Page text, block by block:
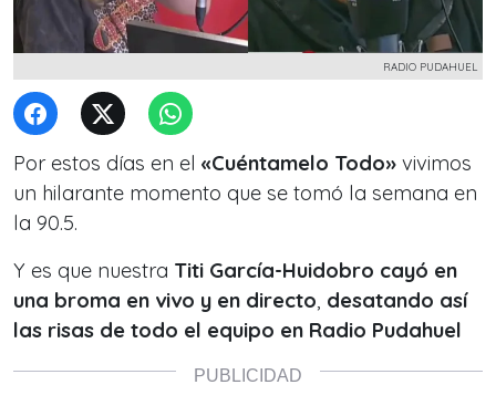
RADIO PUDAHUEL
Por estos días en el «Cuéntamelo Todo» vivimos
un hilarante momento que se tomó la semana en
la 90.5.
Y es que nuestra Titi García-Huidobro cayó en
una broma en vivo y en directo, desatando así
las risas de todo el equipo en Radio Pudahuel